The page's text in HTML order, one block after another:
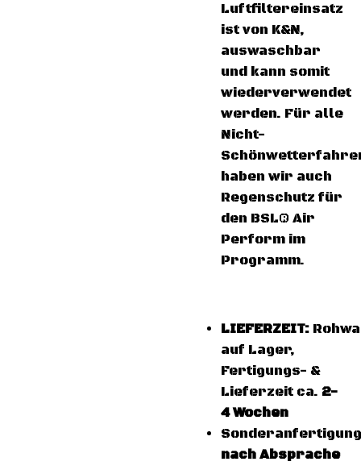
Luftfiltereinsatz
ist von K&N,
auswaschbar
und kann somit
wiederverwendet
werden. Für alle
Nicht-
haben wir auch
Regenschutz für
den BSL® Air
Perform im
Programm.
LIEFERZEIT:
auf Lager,
Fertigungs- &
Lieferzeit ca. 2-
4 Wochen
Sonderanfertigung
nach Absprache